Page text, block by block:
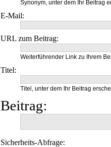
Synonym, unter dem Ihr Beitrag
E-Mail:
URL zum Beitrag:
Weiterführender Link zu Ihrem
Titel:
Titel, unter dem Ihr Beitrag
Beitrag:
Sicherheits-Abfrage: